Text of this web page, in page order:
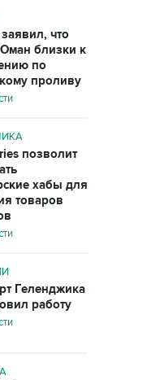
что
близки к
по
проливу
позволит
хабы для
товаров
Геленджика
работу